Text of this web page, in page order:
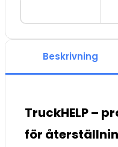
Beskrivning
TruckHELP –
för